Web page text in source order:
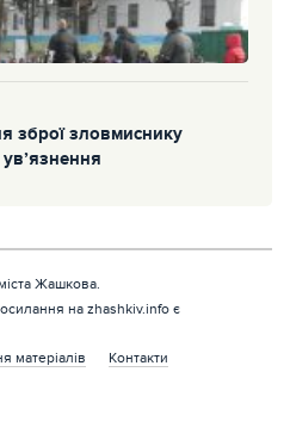
зброї зловмиснику
Жашкова.
на zhashkiv.info є
матеріалів Контакти